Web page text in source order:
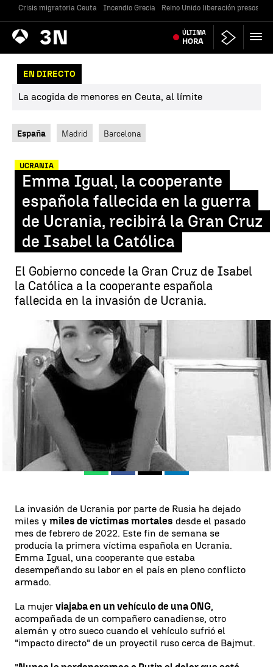
Crisis migratoria Ceuta Incendio Grecia Reino Unido liberación presos
Antena
3 Noticias ÚLTIMA
HORA
EN DIRECTO
La acogida de menores en Ceuta, al límite
España Madrid Barcelona
UCRANIA
Emma Igual, la cooperante
española fallecida en la guerra
de Ucrania, recibirá la Gran Cruz
de Isabel la Católica
El Gobierno concede la Gran Cruz de Isabel
la Católica a la cooperante española
fallecida en la invasión de Ucrania.
Emma Igual, la cooperante española asesinada en Ucrania |
Rosario Miñano
Publicado:
11 de septiembre de 2023, 13:55
WhatsappFacebook
X Linkedin
La invasión de Ucrania por parte de Rusia ha dejado
miles y miles de víctimas mortales desde el pasado
mes de febrero de 2022. Este fin de semana se
producía la primera víctima española en Ucrania.
Emma Igual, una cooperante que estaba
desempeñando su labor en el país en pleno conflicto
armado.
La mujer viajaba en un vehículo de una ONG,
acompañada de un compañero canadiense, otro
alemán y otro sueco cuando el vehículo sufrió el
"impacto directo" de un proyectil ruso cerca de Bajmut.